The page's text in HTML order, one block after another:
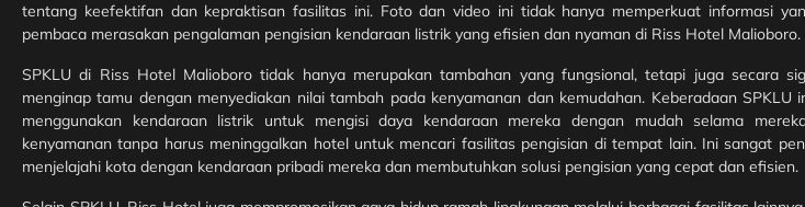
tentang keefektifan dan kepraktisan fasilitas ini. Foto dan video ini tidak hanya memperkuat informasi
pembaca merasakan pengalaman pengisian kendaraan listrik yang efisien dan nyaman di Riss Hotel Malioboro.
SPKLU di Riss Hotel Malioboro tidak hanya merupakan tambahan yang fungsional, tetapi juga secara
menginap tamu dengan menyediakan nilai tambah pada kenyamanan dan kemudahan. Keberadaan SPKLU
menggunakan kendaraan listrik untuk mengisi daya kendaraan mereka dengan mudah selama
kenyamanan tanpa harus meninggalkan hotel untuk mencari fasilitas pengisian di tempat lain. Ini sangat
menjelajahi kota dengan kendaraan pribadi mereka dan membutuhkan solusi pengisian yang cepat dan efisien.